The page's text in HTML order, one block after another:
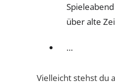
über alte
…
Vielleicht stehst du